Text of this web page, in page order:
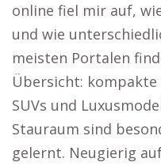
online fiel mir auf,
und wie
meisten Portalen
Übersicht:
SUVs und
Stauraum sind
gelernt. Neugierig